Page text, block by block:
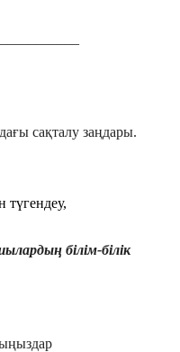
сақталу заңдары.
білім-білік